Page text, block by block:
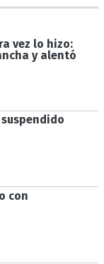
vez lo hizo:
y alentó
con